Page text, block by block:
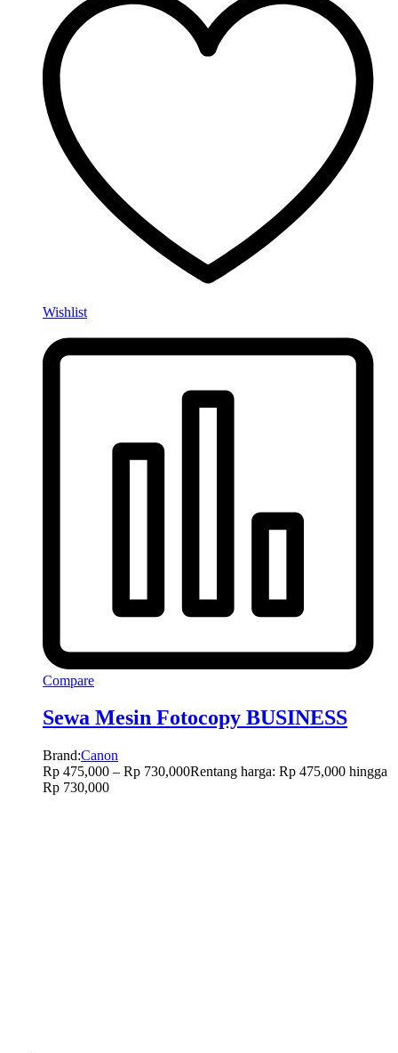
Wishlist
Compare
Sewa Mesin Fotocopy BUSINESS
Brand:Canon
Rp 475,000 – Rp 730,000Rentang harga: Rp 475,000 hingga
Rp 730,000